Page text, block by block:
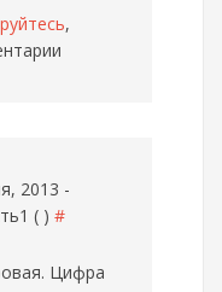
,
2013 -
( ) #
Цифра